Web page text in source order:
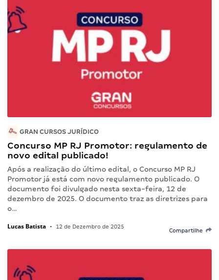
GRAN CURSOS JURÍDICO
Concurso MP RJ Promotor: regulamento de
novo edital publicado!
Após a realização do último edital, o Concurso MP RJ
Promotor já está com novo regulamento publicado. O
documento foi divulgado nesta sexta-feira, 12 de
dezembro de 2025. O documento traz as diretrizes para
o…
Lucas Batista • 12 de Dezembro de 2025
Compartilhe